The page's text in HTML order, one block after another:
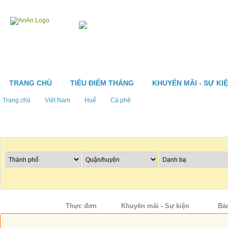
TRANG CHỦ TIÊU ĐIỂM THÁNG KHUYẾN MÃI - SỰ
Trang chủ Việt Nam Huế Cà phê
Thực đơn Khuyến mãi - Sự kiện